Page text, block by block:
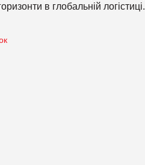
в глобальній логістиці.